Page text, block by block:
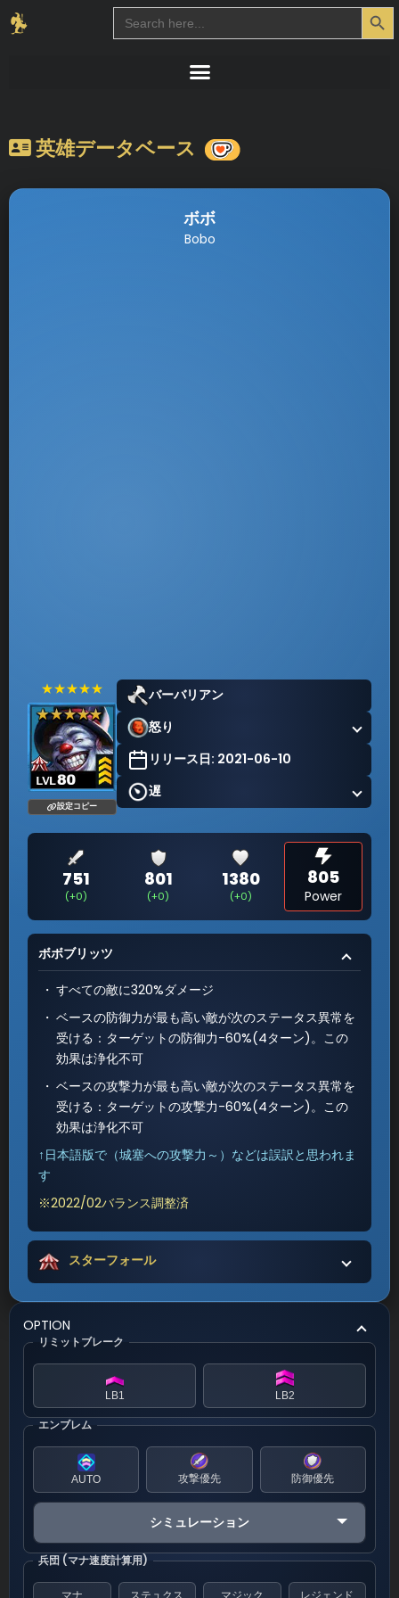
Search
for:
Search Button
英雄データベース
ボボ
Bobo
★★★★★
設定コピー
バーバリアン
怒り
リリース日: 2021-06-10
遅
751
(+0)
801
(+0)
1380
(+0)
805
Power
ボボブリッツ
すべての敵に320%ダメージ
ベースの防御力が最も高い敵が次のステータス異常を
受ける：ターゲットの防御力-60%(4ターン)。この
効果は浄化不可
ベースの攻撃力が最も高い敵が次のステータス異常を
受ける：ターゲットの攻撃力-60%(4ターン)。この
効果は浄化不可
↑日本語版で（城塞への攻撃力～）などは誤訳と思われま
す
※2022/02バランス調整済
スターフォール
OPTION
リミットブレーク
LB1 LB2
エンブレム
AUTO 攻撃優先 防御優先
シミュレーション
兵団 (マナ速度計算用)
マナ ステュクス マジック レジェンド